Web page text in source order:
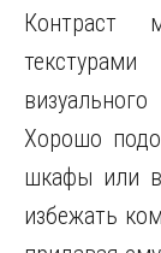
Контраст
Хорошо
шкафы или
избежать